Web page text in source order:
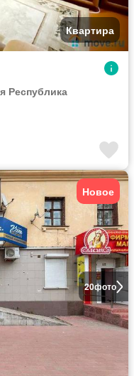
Квартира
Республика
20фото
Новое